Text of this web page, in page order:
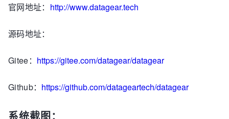
官网地址： http://www.datagear.tech
源码地址：
Gitee： https://gitee.com/datagear/datagear
Github： https://github.com/datageartech/datagear
系统截图：